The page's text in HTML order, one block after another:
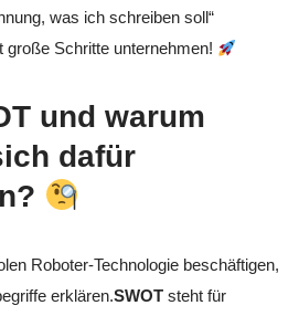
was ich schreiben soll“
große Schritte unternehmen!
und warum
dafür
Roboter-Technologie beschäftigen,
erklären.SWOT steht für